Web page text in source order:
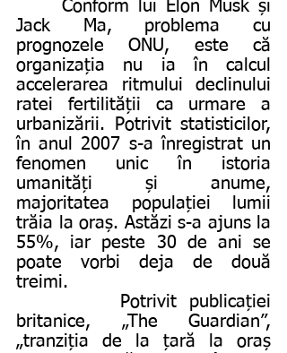
Jack Ma, problema cu
prognozele ONU, este că
organizația nu ia în calcul
accelerarea ritmului declinului
ratei fertilității ca urmare a
urbanizării. Potrivit statisticilor,
în anul 2007 s-a înregistrat un
fenomen unic în istoria
umanități și anume,
majoritatea populației lumii
trăia la oraș. Astăzi s-a ajuns la
55%, iar peste 30 de ani se
poate vorbi deja de două
treimi.
britanice, „The Guardian”,
„tranziția de la țară la oraș